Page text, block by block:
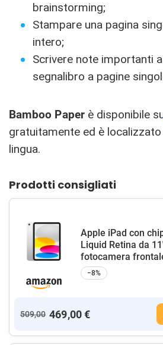
brainstorming;
Stampare una pagina
intero;
Scrivere note importanti
segnalibro a pagine
Bamboo Paper è disponibile
gratuitamente ed è
lingua.
Prodotti consigliati
Apple iPad con
Liquid Retina da
fotocamera
−8%
509,00 469,00 €